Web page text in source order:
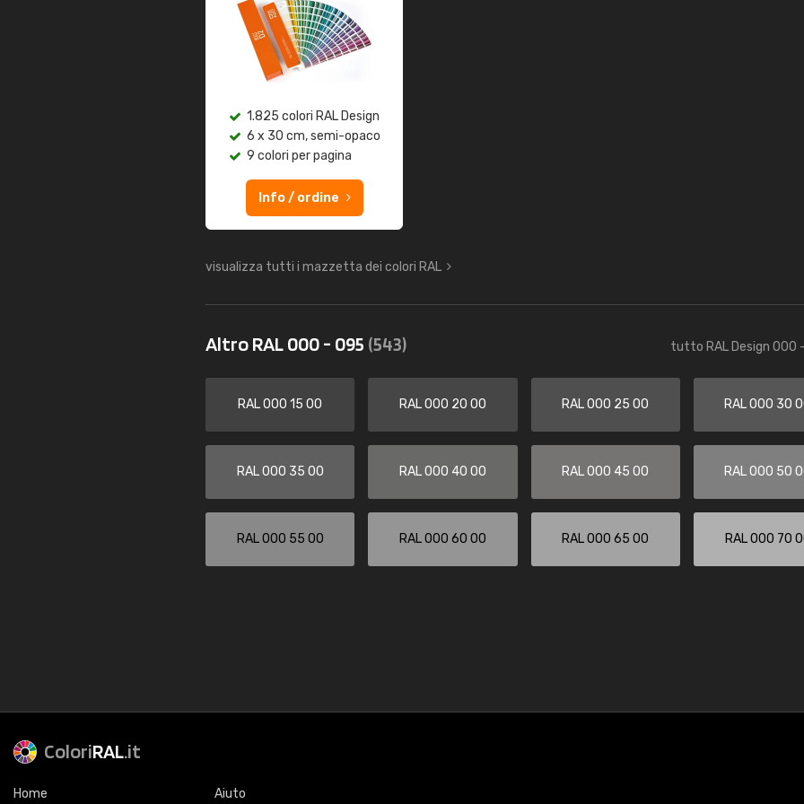
1.825 colori RAL Design
6 x 30 cm, semi-opaco
9 colori per pagina
Info / ordine
visualizza tutti i mazzetta dei colori RAL
Altro RAL 000 - 095 (543) tutto RAL Design 000
RAL 000 15 00 RAL 000 20 00 RAL 000 25 00 RAL 000 30
RAL 000 35 00 RAL 000 40 00 RAL 000 45 00 RAL 000 50
RAL 000 55 00 RAL 000 60 00 RAL 000 65 00 RAL 000 70
ColoriRAL.it
Home Aiuto